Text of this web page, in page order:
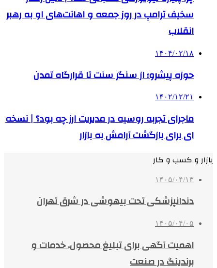
سخیف ترامپ در روز جمعه و اهانت‌های او به رهبر
انقلاب
۱۴۰۴/۰۲/۱۸
حوزه پیشرو؛ از سنگر سنت تا قرارگاه تمدن
۱۴۰۲/۱۲/۲۱
ماجرای تجربه روسیه در مدیریت ارز چه بود؟ | نسخه
ای برای بازگشت آرامش به بازار
بازار و کسب و کار
۱۴۰۵/۰۴/۱۳
دندانپزشکی تحت بیهوشی در شرق تهران
۱۴۰۵/۰۴/۰۵
اهمیت آگهی برای تبلیغ محصول، خدمات و
برندینگ در صنعت